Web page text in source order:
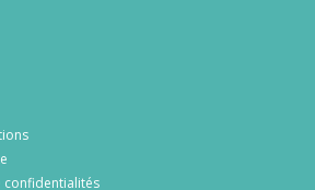
confidentialités